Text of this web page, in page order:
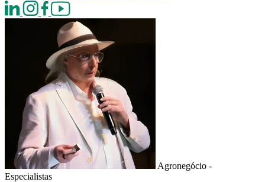
Agronegócio -
Especialistas